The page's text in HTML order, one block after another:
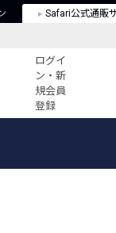
Safari公式通販
ログイ
ン・新
規会員
登録